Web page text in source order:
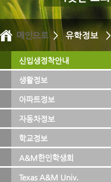
메인으로> 유학정보 >
신입생정착안내
생활정보
아파트정보
자동차정보
학교정보
A&M한인학생회
Texas A&M Univ.